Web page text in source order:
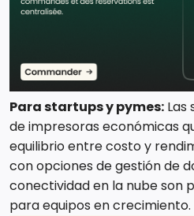
Para startups y pymes: Las
de impresoras económicas
equilibrio entre costo y
con opciones de gestión de
conectividad en la nube son
para equipos en crecimiento.